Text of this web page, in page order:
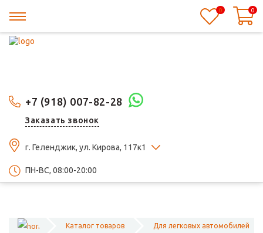
+7 (918) 007-82-28
Заказать звонок
г. Геленджик, ул. Кирова, 117к1
ПН-ВС, 08:00-20:00
0 0
Каталог товаров Для легковых автомобилей